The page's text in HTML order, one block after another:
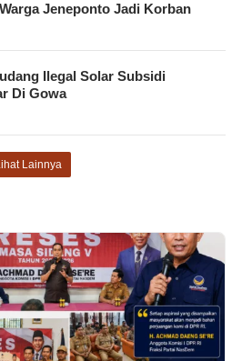
Jeneponto Jadi Korban
Ilegal Solar Subsidi
Di Gowa
Lainnya